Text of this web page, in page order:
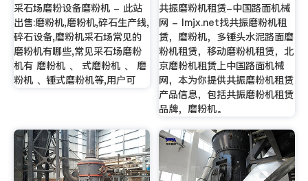
采石场磨粉设备磨粉机 - 此站
出售:磨粉机,磨粉机,碎石生产线,
碎石设备,磨粉机采石场常见的
磨粉机有哪些,常见采石场磨粉
机有 磨粉机 、 式磨粉机 、 磨
粉机 、锤式磨粉机等,用户可
共振磨粉机租赁-中国路面机械
网 - lmjx.net找共振磨粉机租
赁，磨粉机，多锤头水泥路面磨
粉机租赁，移动磨粉机租赁，北
京磨粉机租赁上中国路面机械
网，本为你提供共振磨粉机租赁
产品信息，包括共振磨粉机租赁
品牌，磨粉机。